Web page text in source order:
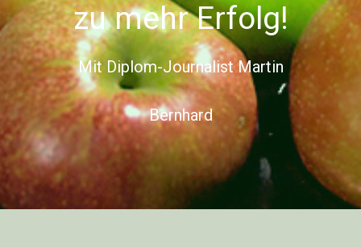
zu mehr Erfolg!
Mit Diplom-Journalist Martin
Bernhard